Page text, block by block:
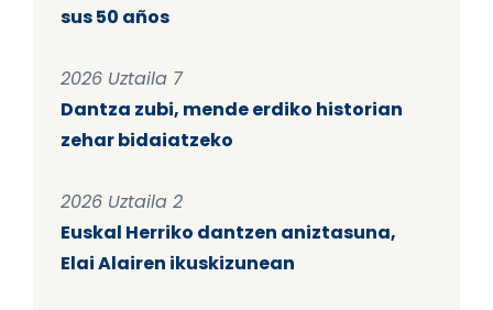
sus 50 años
2026 Uztaila 7
Dantza zubi, mende erdiko historian
zehar bidaiatzeko
2026 Uztaila 2
Euskal Herriko dantzen aniztasuna,
Elai Alairen ikuskizunean